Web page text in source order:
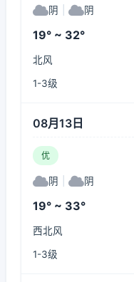
阴 阴
19° ~ 32°
北风
1-3级
08月13日
优
阴 阴
19° ~ 33°
西北风
1-3级